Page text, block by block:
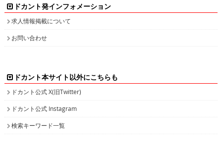
ドカント発インフォメーション
求人情報掲載について
お問い合わせ
ドカント本サイト以外にこちらも
ドカント公式 X(旧Twitter)
ドカント公式 Instagram
検索キーワード一覧